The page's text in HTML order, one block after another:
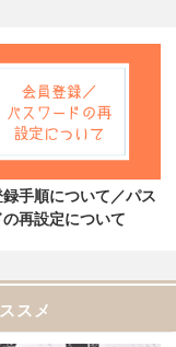
手順について／パス
の再設定について
スメ